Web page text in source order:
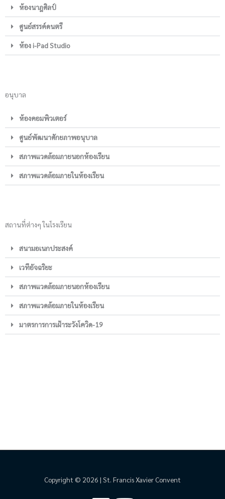
ห้องนาฎศิลป์
ศูนย์สรรค์ดนตรี
ห้อง i-Pad Studio
อนุบาล
ห้องคอมพิวเตอร์
ศูนย์พัฒนาศักยภาพอนุบาล
สภาพแวดล้อมภายนอกห้องเรียน
สภาพแวดล้อมภายในห้องเรียน
สถานที่ต่างๆ ในโรงเรียน
สนามอเนกประสงค์
เวทีอัจฉริยะ
สภาพแวดล้อมภายนอกห้องเรียน
สภาพแวดล้อมภายในห้องเรียน
มาตรการการเฝ้าระวังโควิด-19
Copyright © 2026 | St. Francis Xavier Convent